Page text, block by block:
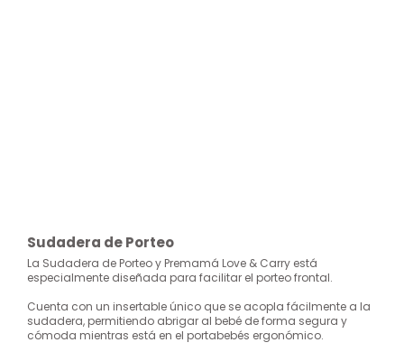
Sudadera de Porteo
La Sudadera de Porteo y Premamá Love & Carry está
especialmente diseñada para facilitar el porteo frontal.
Cuenta con un insertable único que se acopla fácilmente a la
sudadera, permitiendo abrigar al bebé de forma segura y
cómoda mientras está en el portabebés ergonómico.